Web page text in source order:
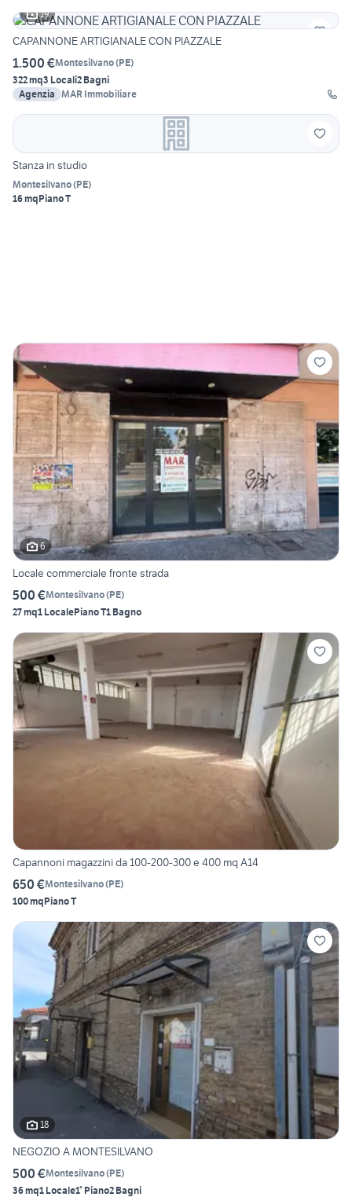
19
CAPANNONE ARTIGIANALE CON PIAZZALE
1.500 €Montesilvano(PE)
322 mq3 Locali2 Bagni
Agenzia MAR Immobiliare
Stanza in studio
Montesilvano(PE)
16 mqPiano T
6
Locale commerciale fronte strada
500 €Montesilvano(PE)
27 mq1 LocalePiano T1 Bagno
Capannoni magazzini da 100-200-300 e 400 mq A14
650 €Montesilvano(PE)
100 mqPiano T
18
NEGOZIO A MONTESILVANO
500 €Montesilvano(PE)
36 mq1 Locale1° Piano2 Bagni